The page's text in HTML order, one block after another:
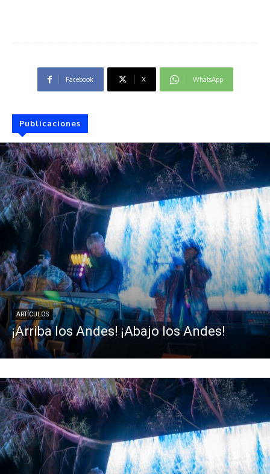
Facebook X WhatsApp
Publicaciones
ARTÍCULOS
¡Arriba los Andes! ¡Abajo los Andes!